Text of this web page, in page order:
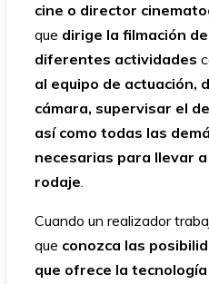
cine o director
que dirige la filmación
diferentes actividades
al equipo de actuación,
cámara, supervisar el
así como todas las
necesarias para llevar
rodaje.
Cuando un realizador
que conozca las
que ofrece la